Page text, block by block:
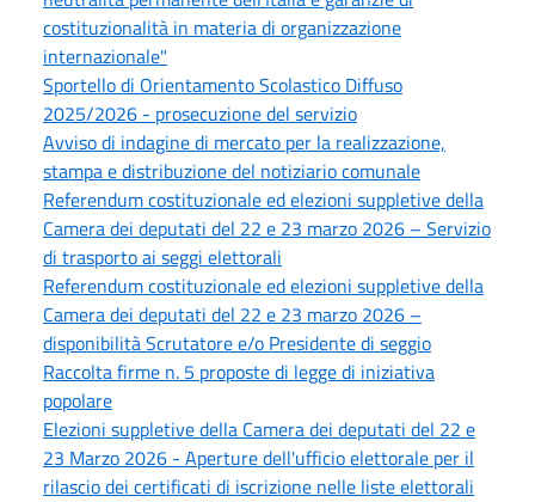
costituzionalità in materia di organizzazione
internazionale"
Sportello di Orientamento Scolastico Diffuso
2025/2026 - prosecuzione del servizio
Avviso di indagine di mercato per la realizzazione,
stampa e distribuzione del notiziario comunale
Referendum costituzionale ed elezioni suppletive della
Camera dei deputati del 22 e 23 marzo 2026 – Servizio
di trasporto ai seggi elettorali
Referendum costituzionale ed elezioni suppletive della
Camera dei deputati del 22 e 23 marzo 2026 –
disponibilità Scrutatore e/o Presidente di seggio
Raccolta firme n. 5 proposte di legge di iniziativa
popolare
Elezioni suppletive della Camera dei deputati del 22 e
23 Marzo 2026 - Aperture dell'ufficio elettorale per il
rilascio dei certificati di iscrizione nelle liste elettorali